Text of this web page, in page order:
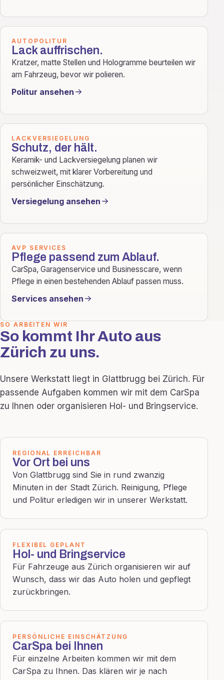
AUTOPOLITUR
Lack auffrischen.
Kratzer, matte Stellen und Hologramme beurteilen wir
am Fahrzeug, bevor wir polieren.
Politur ansehen
LACKVERSIEGELUNG
Schutz, der hält.
Keramik- und Lackversiegelung planen wir
schweizweit, mit klarer Vorbereitung und
persönlicher Einschätzung.
Versiegelung ansehen
AVP SERVICES
Pflege passend zum Ablauf.
CarSpa, Garagenservice und Businesscare, wenn
Pflege in einen bestehenden Ablauf passen muss.
Services ansehen
SO ARBEITEN WIR
So kommt Ihr Auto aus
Zürich zu uns.
Unsere Werkstatt liegt in Glattbrugg bei Zürich. Für
passende Aufgaben kommen wir mit dem CarSpa
zu Ihnen oder organisieren Hol- und Bringservice.
REGIONAL ERREICHBAR
Vor Ort bei uns
Von Glattbrugg sind Sie in rund zwanzig
Minuten in der Stadt Zürich. Reinigung, Pflege
und Politur erledigen wir in unserer Werkstatt.
FLEXIBEL GEPLANT
Hol- und Bringservice
Für Fahrzeuge aus Zürich organisieren wir auf
Wunsch, dass wir das Auto holen und gepflegt
zurückbringen.
PERSÖNLICHE EINSCHÄTZUNG
CarSpa bei Ihnen
Für einzelne Arbeiten kommen wir mit dem
CarSpa zu Ihnen. Das klären wir je nach